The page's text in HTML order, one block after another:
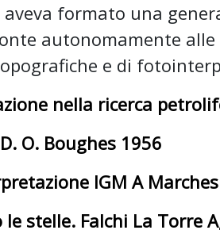
aveva formato una
autonomamente alle
e di
nella ricerca
O. Boughes 1956
IGM A
stelle. Falchi La Torre